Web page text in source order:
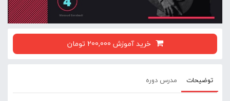
خرید آموزش 200,000 تومان
توضیحات مدرس دوره